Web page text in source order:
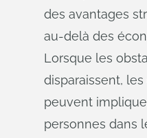
des avantages
au-delà des
Lorsque les
disparaissent,
peuvent
personnes dans